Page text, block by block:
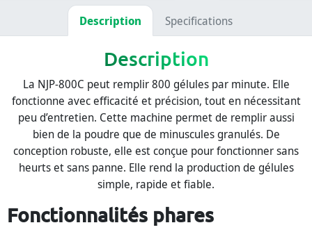
Description Specifications
Description
La NJP-800C peut remplir 800 gélules par minute. Elle
fonctionne avec efficacité et précision, tout en nécessitant
peu d’entretien. Cette machine permet de remplir aussi
bien de la poudre que de minuscules granulés. De
conception robuste, elle est conçue pour fonctionner sans
heurts et sans panne. Elle rend la production de gélules
simple, rapide et fiable.
Fonctionnalités phares